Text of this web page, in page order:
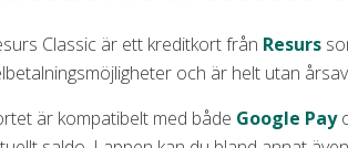
Classic är ett kreditkort från Resurs
och är helt utan
är kompatibelt med både Google Pay